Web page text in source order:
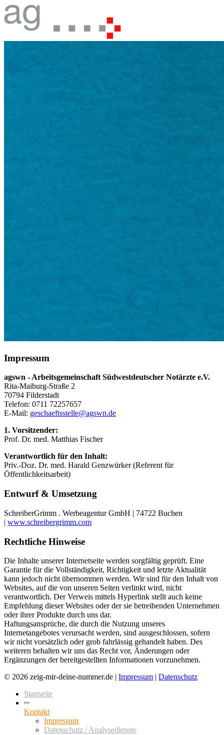
Impressum
agswn - Arbeitsgemeinschaft Südwestdeutscher Notärzte e.V.
Rita-Maiburg-Straße 2
70794 Filderstadt
Telefon: 0711 72257657
E-Mail: geschaeftsstelle@agswn.de
1. Vorsitzender:
Prof. Dr. med. Matthias Fischer
Verantwortlich für den Inhalt:
Priv.-Doz. Dr. med. Harald Genzwürker (Referent für
Öffentlichkeitsarbeit)
Entwurf & Umsetzung
SchreiberGrimm . Werbeagentur GmbH | 74722 Buchen
| www.schreibergrimm.com
Rechtliche Hinweise
Die Inhalte unserer Internetseite werden sorgfältig geprüft. Eine
Garantie für die Vollständigkeit, Richtigkeit und letzte Aktualität
kann jedoch nicht übernommen werden. Wir sind für den Inhalt von
Websites, auf die von unseren Seiten verlinkt wird, nicht
verantwortlich. Der Verweis mittels Hyperlink stellt auch keine
Empfehlung dieser Websites oder der sie betreibenden Unternehmen
oder ihrer Produkte durch uns dar.
Haftungsansprüche, die durch die Nutzung unseres
Internetangebotes verursacht werden, sind ausgeschlossen, sofern
wir nicht vorsätzlich oder grob fahrlässig gehandelt haben. Des
weiteren behalten wir uns das Recht vor, Änderungen oder
Ergänzungen der bereitgestellten Informationen vorzunehmen.
© 2026 zeig-mir-deine-nummer.de | Impressum | Datenschutz
Startseite
Kontakt
Impressum
Datenschutz / Analysedienste